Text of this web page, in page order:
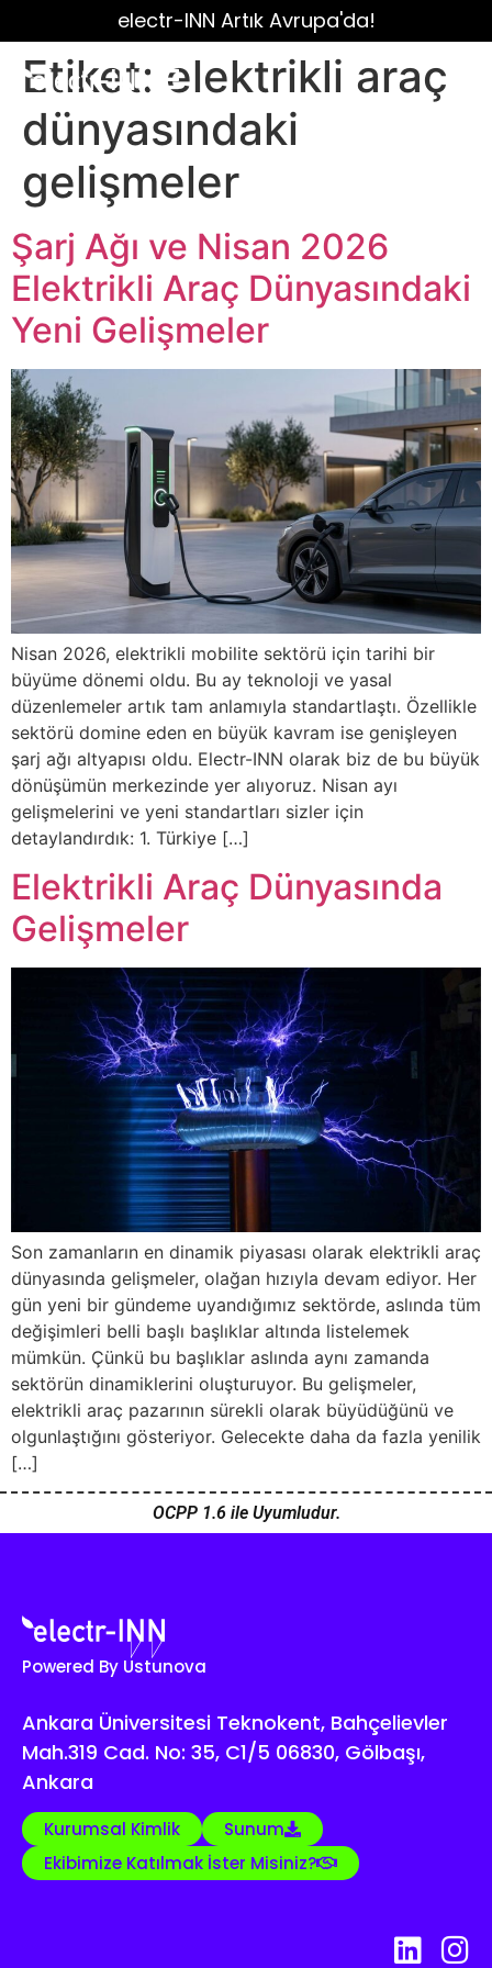
electr-INN Artık Avrupa'da!
Etiket: elektrikli araç
dünyasındaki
gelişmeler
Şarj Ağı ve Nisan 2026
Elektrikli Araç Dünyasındaki
Yeni Gelişmeler
Nisan 2026, elektrikli mobilite sektörü için tarihi bir
büyüme dönemi oldu. Bu ay teknoloji ve yasal
düzenlemeler artık tam anlamıyla standartlaştı. Özellikle
sektörü domine eden en büyük kavram ise genişleyen
şarj ağı altyapısı oldu. Electr-INN olarak biz de bu büyük
dönüşümün merkezinde yer alıyoruz. Nisan ayı
gelişmelerini ve yeni standartları sizler için
detaylandırdık: 1. Türkiye […]
Elektrikli Araç Dünyasında
Gelişmeler
Son zamanların en dinamik piyasası olarak elektrikli araç
dünyasında gelişmeler, olağan hızıyla devam ediyor. Her
gün yeni bir gündeme uyandığımız sektörde, aslında tüm
değişimleri belli başlı başlıklar altında listelemek
mümkün. Çünkü bu başlıklar aslında aynı zamanda
sektörün dinamiklerini oluşturuyor. Bu gelişmeler,
elektrikli araç pazarının sürekli olarak büyüdüğünü ve
olgunlaştığını gösteriyor. Gelecekte daha da fazla yenilik
[…]
OCPP 1.6 ile Uyumludur.
Powered By Ustunova
Ankara Üniversitesi Teknokent, Bahçelievler
Mah.319 Cad. No: 35, C1/5 06830, Gölbaşı,
Ankara
Kurumsal Kimlik
Sunum
Ekibimize Katılmak İster Misiniz?